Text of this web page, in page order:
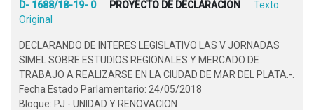
D- 1688/18-19- 0 PROYECTO DE DECLARACION
Texto
Original
DECLARANDO DE INTERES LEGISLATIVO LAS V JORNADAS
SIMEL SOBRE ESTUDIOS REGIONALES Y MERCADO DE
TRABAJO A REALIZARSE EN LA CIUDAD DE MAR DEL PLATA.-.
Fecha Estado Parlamentario: 24/05/2018
Bloque: PJ - UNIDAD Y RENOVACION